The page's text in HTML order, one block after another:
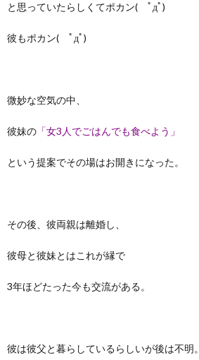
と思っていたらしくてポカン( ﾟдﾟ)
彼もポカン( ﾟдﾟ)
微妙な空気の中、
彼妹の 「女3人でごはんでも食べよう」
という提案でその場はお開きになった。
その後、彼両親は離婚し、
彼母と彼妹とはこれが縁で
3年ほどたった今も交流がある。
彼は彼父と暮らしているらしいが後は不明。